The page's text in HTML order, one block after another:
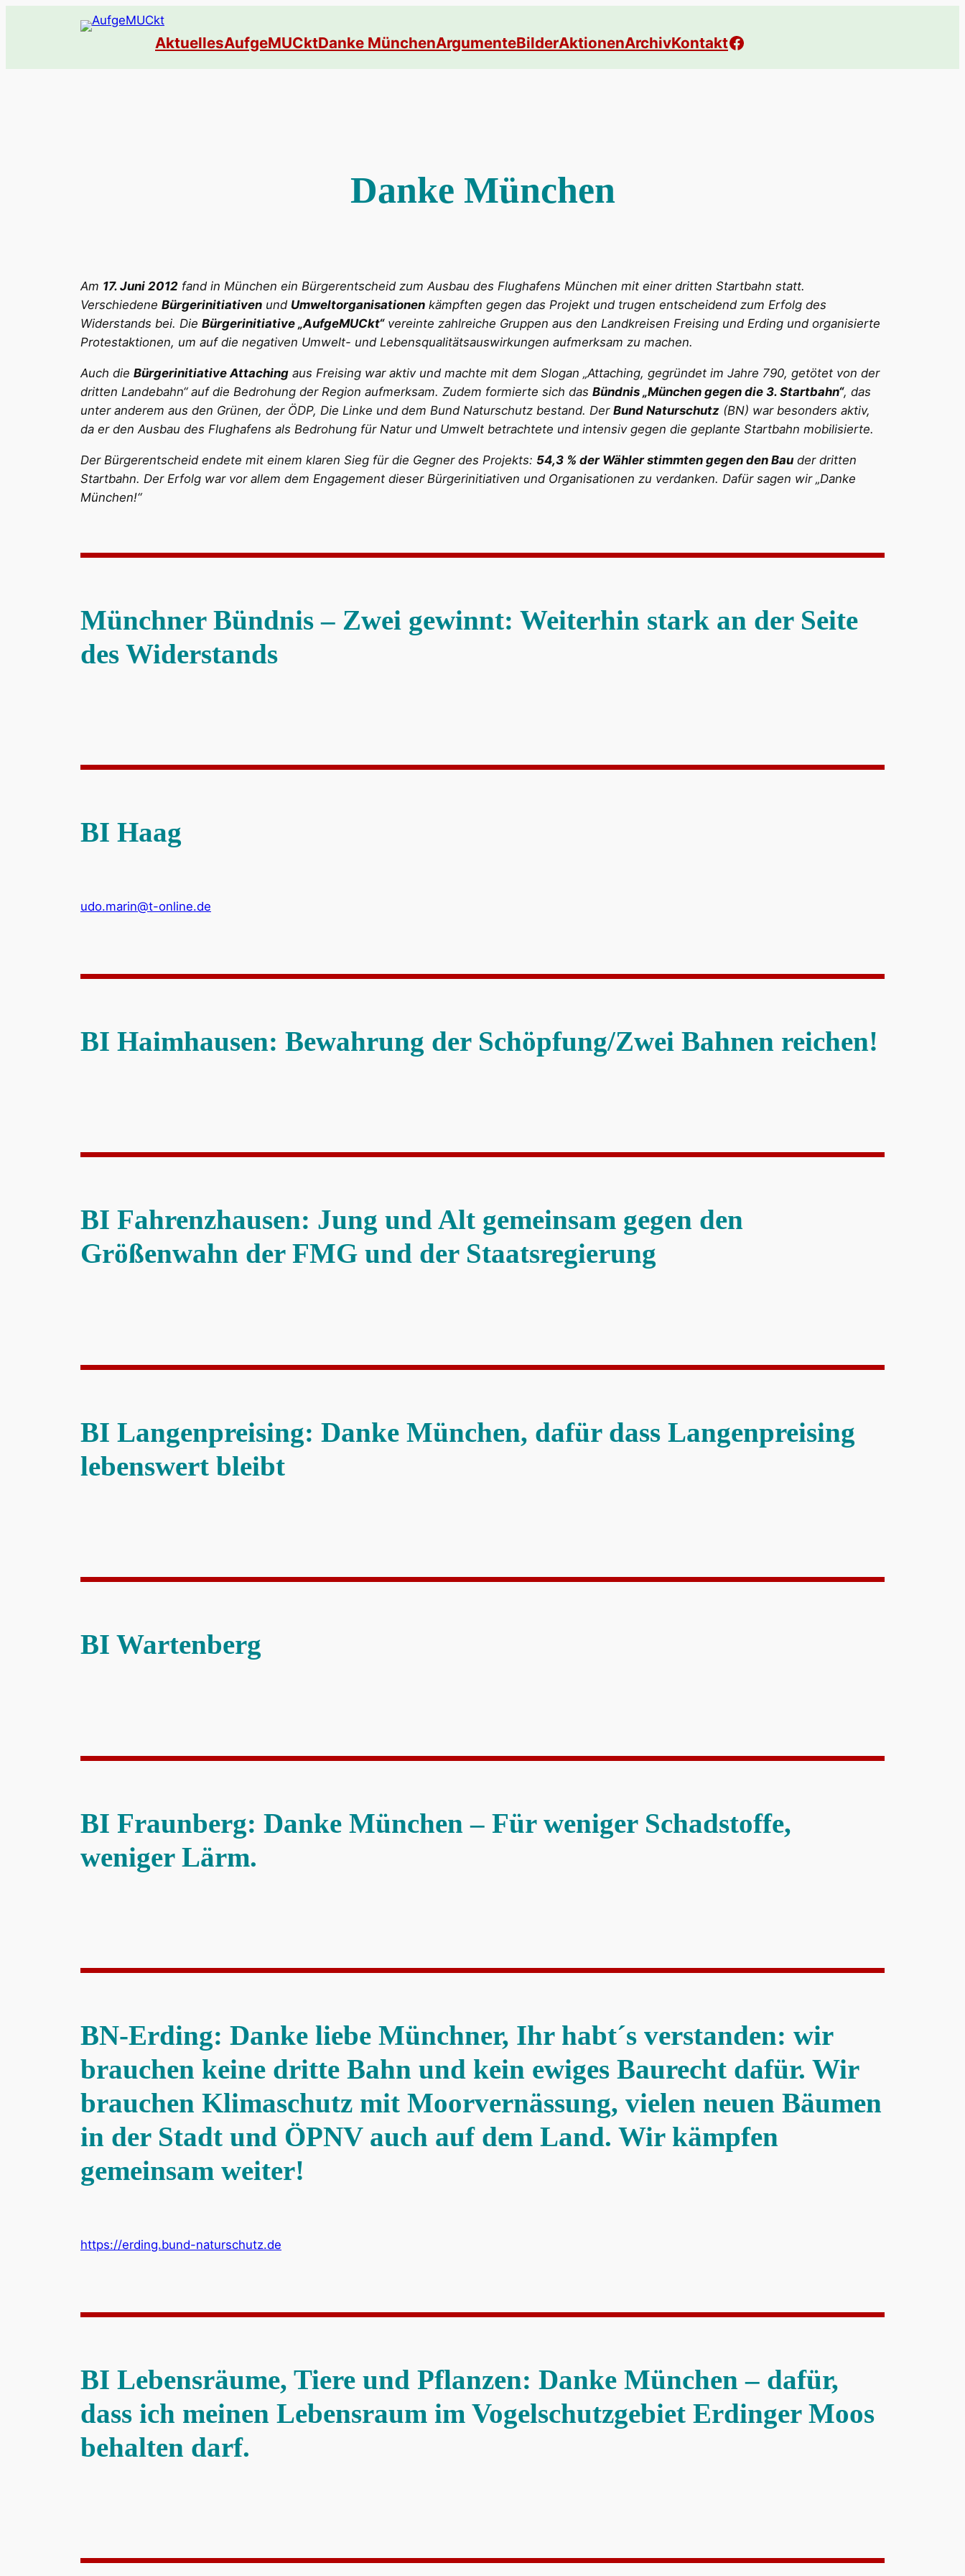
AktuellesAufgeMUCktDanke MünchenArgumenteBilderAktionenArchivKontaktFacebook
Danke München
Am 17. Juni 2012 fand in München ein Bürgerentscheid zum Ausbau des Flughafens München mit einer dritten Startbahn statt.
Verschiedene Bürgerinitiativen und Umweltorganisationen kämpften gegen das Projekt und trugen entscheidend zum Erfolg des
Widerstands bei. Die Bürgerinitiative „AufgeMUCkt“vereinte zahlreiche Gruppen aus den Landkreisen Freising und Erding und organisierte
Protestaktionen, um auf die negativen Umwelt- und Lebensqualitätsauswirkungen aufmerksam zu machen.
Auch die Bürgerinitiative Attaching aus Freising war aktiv und machte mit dem Slogan „Attaching, gegründet im Jahre 790, getötet von der
dritten Landebahn“ auf die Bedrohung der Region aufmerksam. Zudem formierte sich das Bündnis „München gegen die 3. Startbahn“, das
unter anderem aus den Grünen, der ÖDP, Die Linke und dem Bund Naturschutz bestand. Der Bund Naturschutz (BN) war besonders aktiv,
da er den Ausbau des Flughafens als Bedrohung für Natur und Umwelt betrachtete und intensiv gegen die geplante Startbahn mobilisierte.
Der Bürgerentscheid endete mit einem klaren Sieg für die Gegner des Projekts: 54,3 % der Wähler stimmten gegen den Bau der dritten
Startbahn. Der Erfolg war vor allem dem Engagement dieser Bürgerinitiativen und Organisationen zu verdanken. Dafür sagen wir „Danke
München!“
Münchner Bündnis – Zwei gewinnt: Weiterhin stark an der Seite
des Widerstands
BI Haag
udo.marin@t-online.de
BI Haimhausen: Bewahrung der Schöpfung/Zwei Bahnen reichen!
BI Fahrenzhausen: Jung und Alt gemeinsam gegen den
Größenwahn der FMG und der Staatsregierung
BI Langenpreising: Danke München, dafür dass Langenpreising
lebenswert bleibt
BI Wartenberg
BI Fraunberg: Danke München – Für weniger Schadstoffe,
weniger Lärm.
BN-Erding: Danke liebe Münchner, Ihr habt´s verstanden: wir
brauchen keine dritte Bahn und kein ewiges Baurecht dafür. Wir
brauchen Klimaschutz mit Moorvernässung, vielen neuen Bäumen
in der Stadt und ÖPNV auch auf dem Land. Wir kämpfen
gemeinsam weiter!
https://erding.bund-naturschutz.de
BI Lebensräume, Tiere und Pflanzen: Danke München – dafür,
dass ich meinen Lebensraum im Vogelschutzgebiet Erdinger Moos
behalten darf.